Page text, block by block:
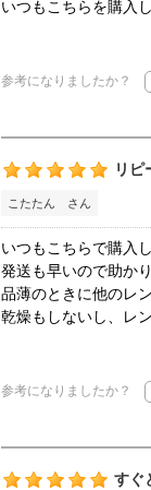
いつもこちらを購入
参考になりましたか？
リピ
こたたん さん
いつもこちらで購入
発送も早いので助かり
品薄のときに他のレ
乾燥もしないし、レ
参考になりましたか？
すぐ